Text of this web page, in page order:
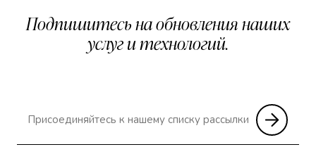
Подпишитесь на обновления наших
услуг и технологий.